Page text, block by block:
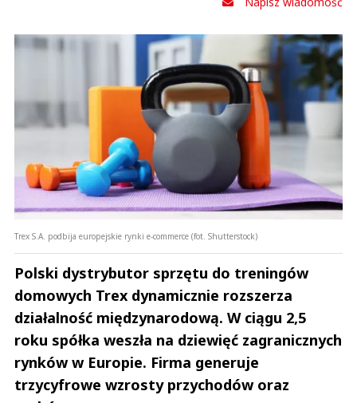
Trex S.A. podbija europejskie rynki e-commerce (fot. Shutterstock)
Polski dystrybutor sprzętu do treningów
domowych Trex dynamicznie rozszerza
działalność międzynarodową. W ciągu 2,5
roku spółka weszła na dziewięć zagranicznych
rynków w Europie. Firma generuje
trzycyfrowe wzrosty przychodów oraz